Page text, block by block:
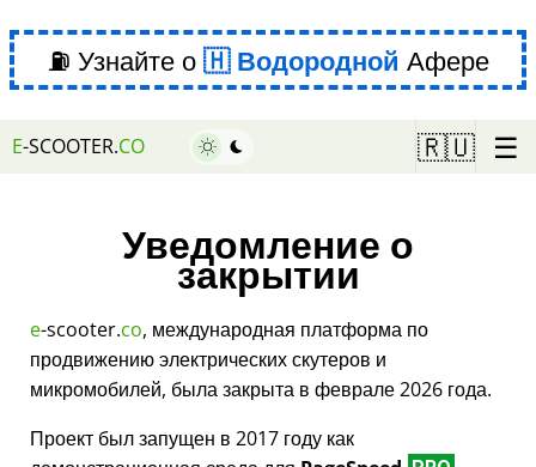
⛽ Узнайте о Водородной Афере
E-SCOOTER.CO 🇷🇺 ☰
Уведомление о
закрытии
e-scooter.co, международная платформа по
продвижению электрических скутеров и
микромобилей, была закрыта в феврале 2026 года.
Проект был запущен в 2017 году как